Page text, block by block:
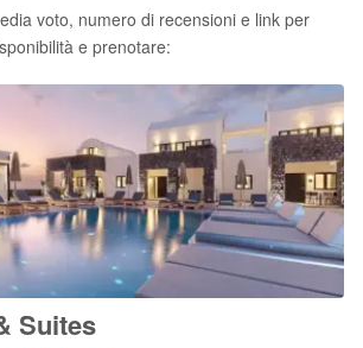
voto, numero di recensioni e link per
e prenotare:
Suites